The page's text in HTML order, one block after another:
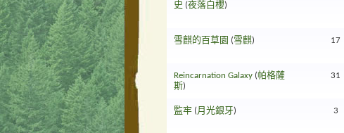
史 (夜落白櫻)
雪麒的百草園 (雪麒) 17
Reincarnation Galaxy (帕格薩
斯)
31
監牢 (月光銀牙) 3